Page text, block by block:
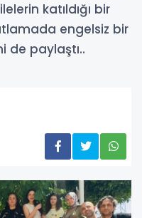
katıldığı bir
engelsiz bir
de paylaştı..